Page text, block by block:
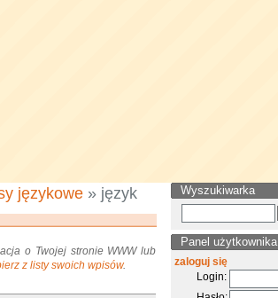
językowe » język
o Twojej stronie WWW lub
z listy swoich wpisów.
Wyszukiwarka
Panel użytkownika
zaloguj się
Login: